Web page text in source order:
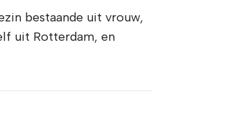
bestaande uit vrouw,
uit Rotterdam, en